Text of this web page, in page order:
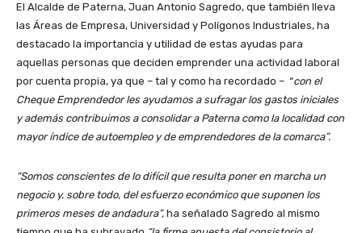
El Alcalde de Paterna, Juan Antonio Sagredo, que también lleva
las Áreas de Empresa, Universidad y Polígonos Industriales, ha
destacado la importancia y utilidad de estas ayudas para
aquellas personas que deciden emprender una actividad laboral
por cuenta propia, ya que – tal y como ha recordado – “con el
Cheque Emprendedorles ayudamos a sufragar los gastos iniciales
y además contribuimos a consolidar a Paterna como la localidad con
mayor índice de autoempleo y de emprendedores de la comarca”.
“Somos conscientes de lo difícil que resulta poner en marcha un
negocio y, sobre todo, del esfuerzo económico que suponen los
primeros meses de andadura”, ha señalado Sagredo al mismo